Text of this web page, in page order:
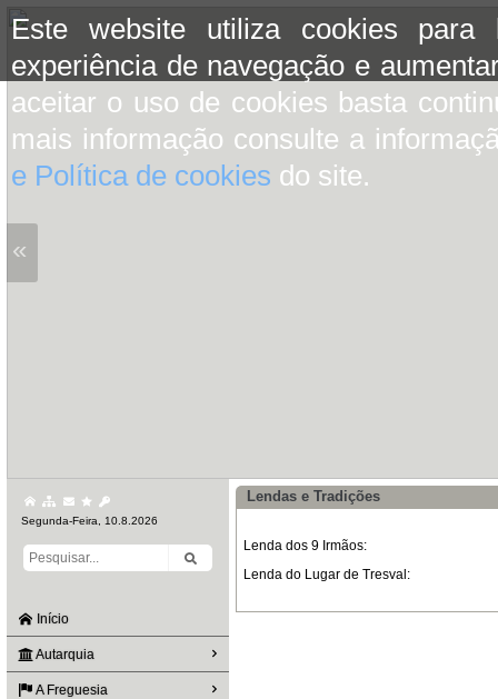
Este website utiliza cookies para
experiência de navegação e
aceitar o uso de cookies basta
mais informação consulte a
e Política de cookies do site.
«
Segunda-Feira, 10.8.2026
Início
Autarquia
A Freguesia
Lendas e Tradições
Lenda dos 9 Irmãos:
Lenda do Lugar de Tresval: